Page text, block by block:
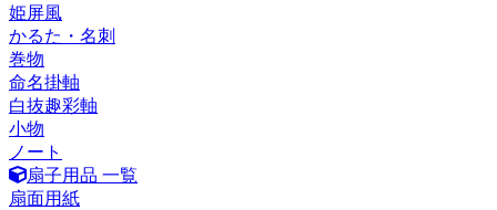
姫屏風
かるた・名刺
巻物
命名掛軸
白抜趣彩軸
小物
ノート
扇子用品 一覧
扇面用紙